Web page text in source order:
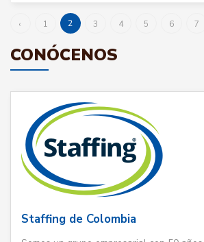
‹ 1 2 3 4 5 6 7
CONÓCENOS
Staffing de Colombia